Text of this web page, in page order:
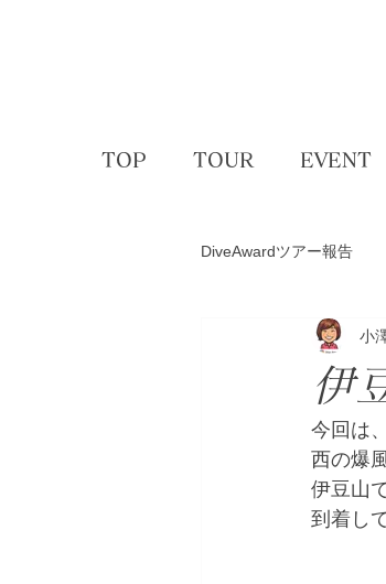
TOP TOUR EVENT
DiveAwardツアー報告
アクティビティー
スキー＆スノボ
伊
小
今回は
西の爆
伊豆山
到着し